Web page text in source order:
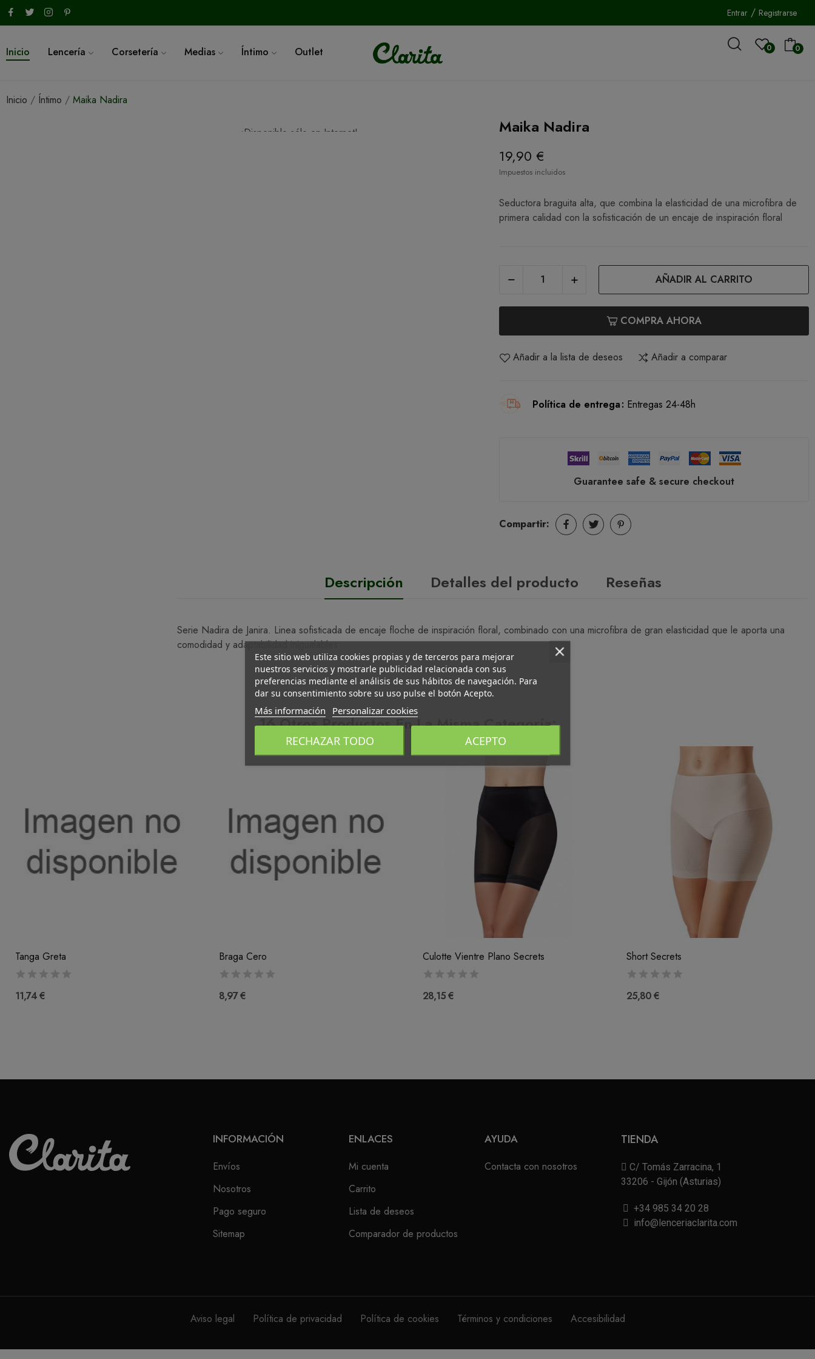
Entrar/ Registrarse
Inicio Lencería Corsetería Medias Íntimo Outlet 0 0
Inicio Íntimo Maika Nadira
¡Disponible sólo en Internet! Maika Nadira
19,90 €
Impuestos incluidos
Seductora braguita alta, que combina la elasticidad de una microfibra de
primera calidad con la sofisticación de un encaje de inspiración floral
AÑADIR AL CARRITO
COMPRA AHORA
Añadir a la lista de deseos Añadir a comparar
Política de entrega Entregas 24-48h
Guarantee safe & secure checkout
Compartir:
Descripción Detalles del producto Reseñas
Serie Nadira de Janira. Linea sofisticada de encaje floche de inspiración floral, combinado con una microfibra de gran elasticidad que le aporta una
comodidad y adaptabilidad inigualables
16 Otros Productos En La Misma Categoría:
Tanga Greta
11,74 €
Braga Cero
8,97 €
Culotte Vientre Plano Secrets
28,15 €
Short Secrets
25,80 €
INFORMACIÓN
Envíos
Nosotros
Pago seguro
Sitemap
ENLACES
Mi cuenta
Carrito
Lista de deseos
Comparador de productos
AYUDA
Contacta con nosotros
TIENDA
C/ Tomás Zarracina, 1
33206 - Gijón (Asturias)
+34 985 34 20 28
info@lenceriaclarita.com
Este sitio web utiliza cookies propias y de terceros para mejorar
nuestros servicios y mostrarle publicidad relacionada con sus
preferencias mediante el análisis de sus hábitos de navegación. Para
dar su consentimiento sobre su uso pulse el botón Acepto.
Más información Personalizar cookies
RECHAZAR TODO ACEPTO
Aviso legal Política de privacidad Política de cookies Términos y condiciones Accesibilidad